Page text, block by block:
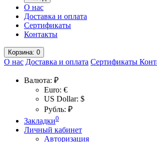
О нас
Доставка и оплата
Сертификаты
Контакты
Корзина: 0
О нас Доставка и оплата Сертификаты
Валюта: ₽
Euro: €
US Dollar: $
Рубль: ₽
Закладки0
Личный кабинет
Авторизация